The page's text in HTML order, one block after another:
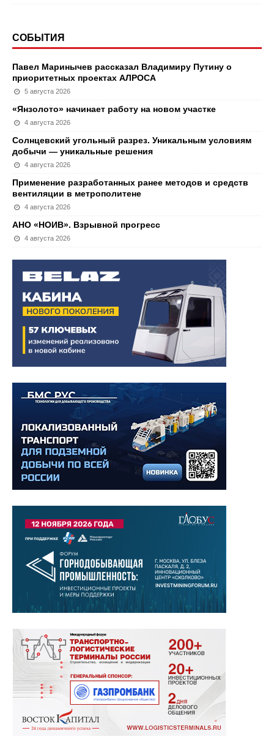
СОБЫТИЯ
Павел Маринычев рассказал Владимиру Путину о
приоритетных проектах АЛРОСА
5 августа 2026
«Янзолото» начинает работу на новом участке
4 августа 2026
Солнцевский угольный разрез. Уникальным условиям
добычи — уникальные решения
4 августа 2026
Применение разработанных ранее методов и средств
вентиляции в метрополитене
4 августа 2026
АНО «НОИВ». Взрывной прогресс
4 августа 2026